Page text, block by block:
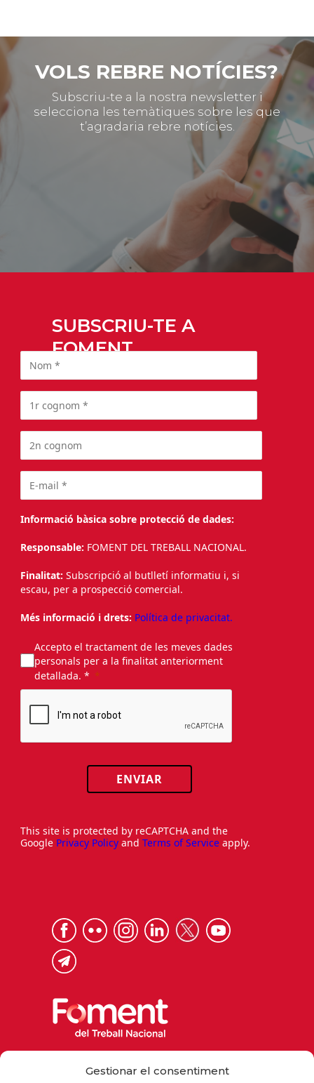
Gestionar el consentiment
VOLS REBRE NOTÍCIES?
Subscriu-te a la nostra newsletter i
selecciona les temàtiques sobre les que
t’agradaria rebre notícies.
SUBSCRIU-TE A
FOMENT
Informació bàsica sobre protecció de dades:
Responsable: FOMENT DEL TREBALL NACIONAL.
Finalitat: Subscripció al butlletí informatiu i, si
escau, per a prospecció comercial.
Més informació i drets: Política de privacitat.
Accepto el tractament de les meves dades
personals per a la finalitat anteriorment
detallada. *
ENVIAR
This site is protected by reCAPTCHA and the
Google Privacy Policy and Terms of Service apply.